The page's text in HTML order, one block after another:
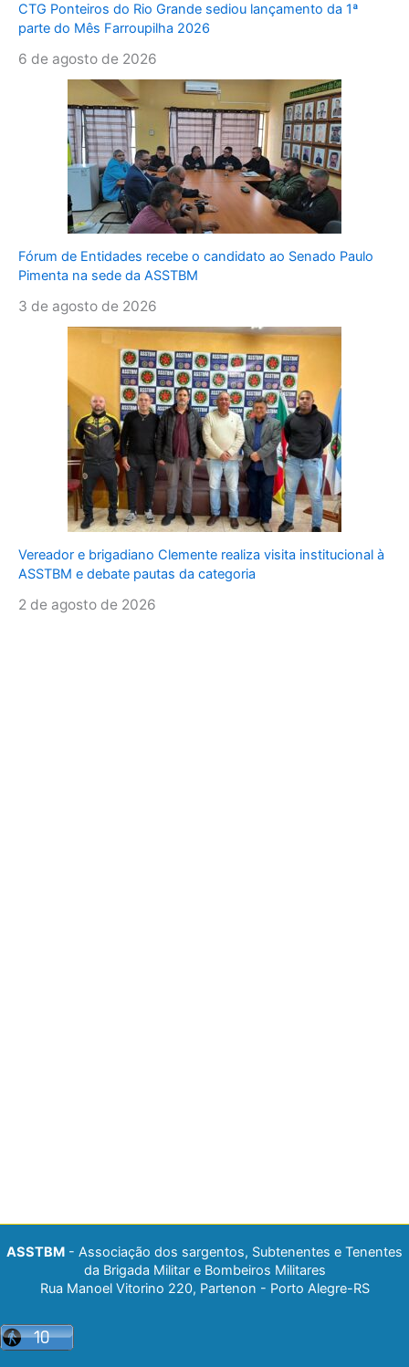
CTG Ponteiros do Rio Grande sediou lançamento da 1ª
parte do Mês Farroupilha 2026
6 de agosto de 2026
Fórum de Entidades recebe o candidato ao Senado Paulo
Pimenta na sede da ASSTBM
3 de agosto de 2026
Vereador e brigadiano Clemente realiza visita institucional à
ASSTBM e debate pautas da categoria
2 de agosto de 2026
ASSTBM - Associação dos sargentos, Subtenentes e Tenentes
da Brigada Militar e Bombeiros Militares
Rua Manoel Vitorino 220, Partenon - Porto Alegre-RS